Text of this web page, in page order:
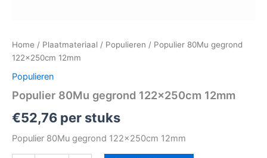
Home / Plaatmateriaal / Populieren / Populier 80Mu gegrond
122x250cm 12mm
Populieren
Populier 80Mu gegrond 122x250cm 12mm
€52,76 per stuks
Populier 80Mu gegrond 122x250cm 12mm